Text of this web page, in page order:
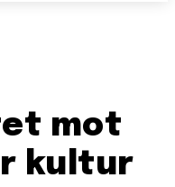
mot
kultur